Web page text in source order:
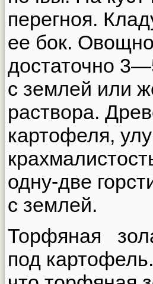
перегноя.
ее бок.
достаточно
с землей или
раствора.
картофеля,
одну-две
с землей.
Торфяная
под